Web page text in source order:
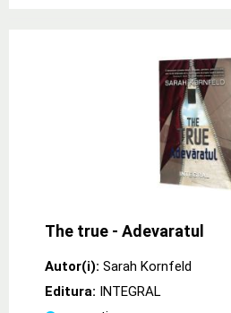
The true - Adevaratul
Autor(i): Sarah Kornfeld
Editura: INTEGRAL